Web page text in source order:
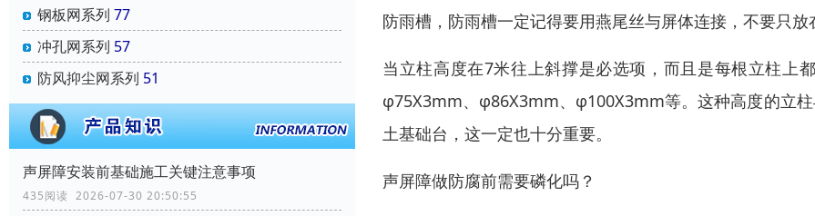
钢板网系列 77
冲孔网系列 57
防风抑尘网系列 51
声屏障安装前基础施工关键注意事项
435阅读 2026-07-30 20:50:55
防雨槽，防雨槽一定记得要用燕尾丝与屏体连接，不要只放
当立柱高度在7米往上斜撑是必选项，而且是每根立柱上
φ75X3mm、φ86X3mm、φ100X3mm等。这种高度的立
土基础台，这一定也十分重要。
声屏障做防腐前需要磷化吗？